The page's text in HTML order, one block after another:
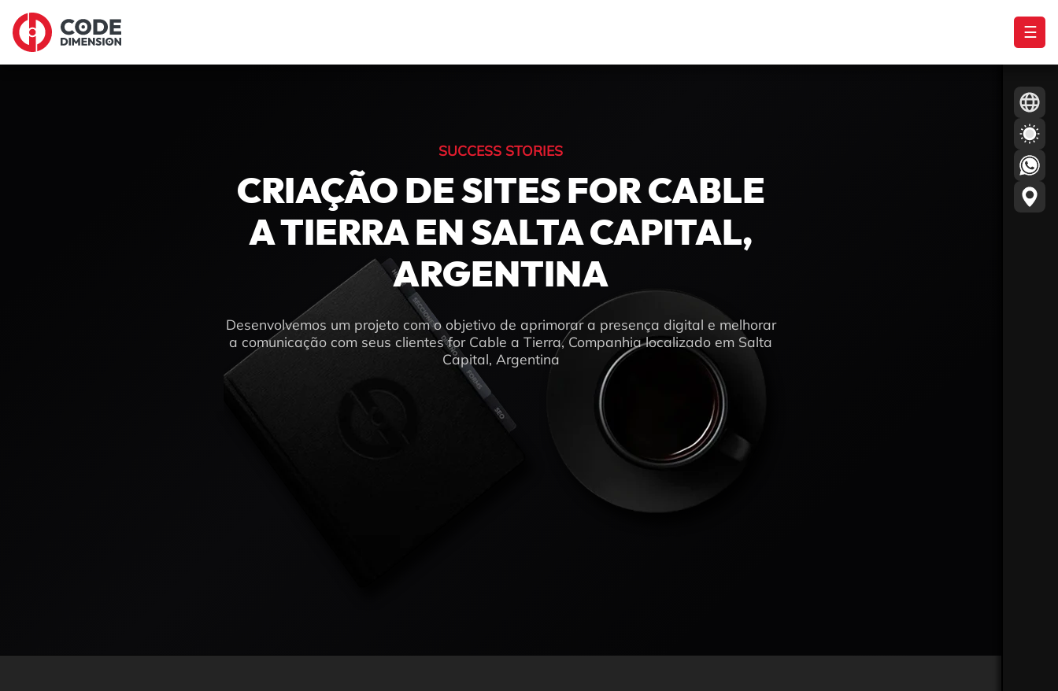
☰
SUCCESS STORIES
CRIAÇÃO DE SITES FOR CABLE
A TIERRA EN SALTA CAPITAL,
ARGENTINA
Desenvolvemos um projeto com o objetivo de aprimorar a presença digital e melhorar
a comunicação com seus clientes for Cable a Tierra, Companhia localizado em Salta
Capital, Argentina